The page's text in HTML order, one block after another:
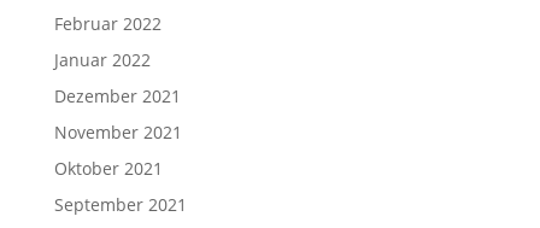
Februar 2022
Januar 2022
Dezember 2021
November 2021
Oktober 2021
September 2021